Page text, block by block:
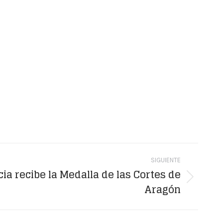
SIGUIENTE
recibe la Medalla de las Cortes de
Aragón